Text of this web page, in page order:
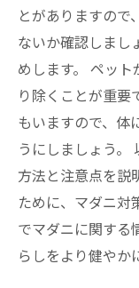
とがありますので
ないか確認しまし
めします。 ペッ
り除くことが重要
もいますので、体
うにしましょう。
方法と注意点を説
ために、マダニ対
でマダニに関する
らしをより健やか